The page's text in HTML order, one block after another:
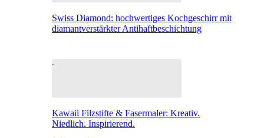
Swiss Diamond: hochwertiges Kochgeschirr mit
diamantverstärkter Antihaftbeschichtung
Kawaii Filzstifte & Fasermaler: Kreativ.
Niedlich. Inspirierend.